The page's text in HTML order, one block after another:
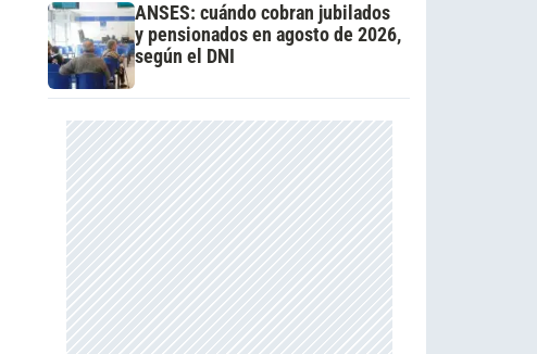
ANSES: cuándo cobran jubilados
y pensionados en agosto de 2026,
según el DNI